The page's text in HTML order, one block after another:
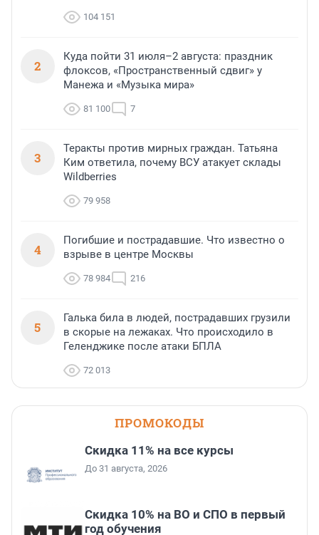
104 151
2
Куда пойти 31 июля–2 августа: праздник
флоксов, «Пространственный сдвиг» у
Манежа и «Музыка мира»
81 100 7
3
Теракты против мирных граждан. Татьяна
Ким ответила, почему ВСУ атакует склады
Wildberries
79 958
4
Погибшие и пострадавшие. Что известно о
взрыве в центре Москвы
78 984 216
5
Галька била в людей, пострадавших грузили
в скорые на лежаках. Что происходило в
Геленджике после атаки БПЛА
72 013
ПРОМОКОДЫ
Скидка 11% на все курсы
До 31 августа, 2026
Скидка 10% на ВО и СПО в первый
год обучения